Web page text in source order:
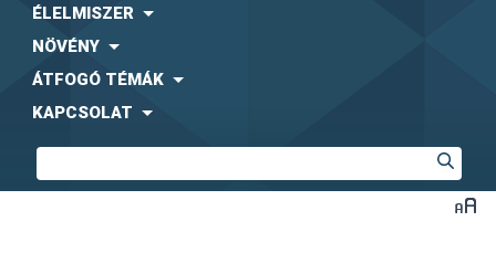
ÉLELMISZER
NÖVÉNY
ÁTFOGÓ TÉMÁK
KAPCSOLAT